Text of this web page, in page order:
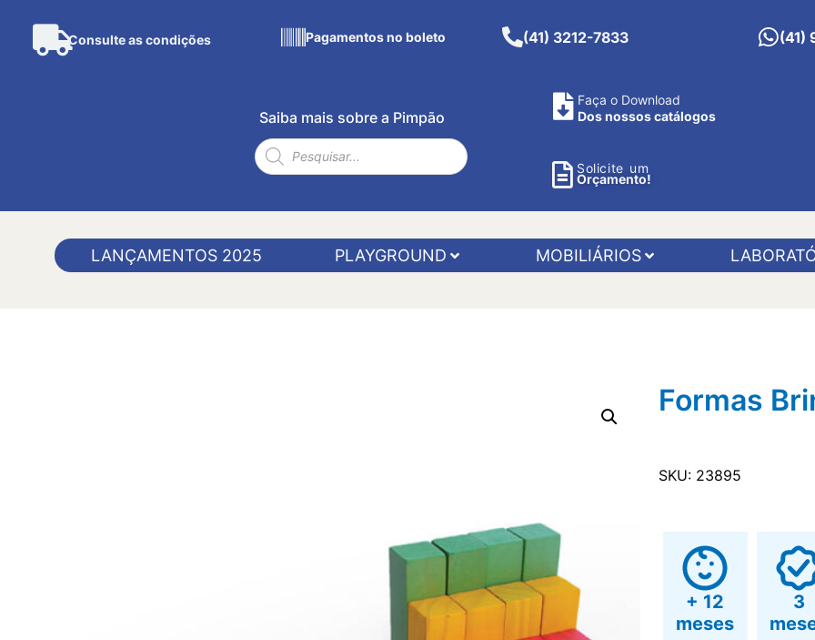
Consulte as condições Pagamentos no boleto (41) 3212-7833 (41)
Saiba mais sobre a Pimpão
Faça o Download
Dos nossos catálogos
Solicite um
Orçamento!
LANÇAMENTOS 2025 PLAYGROUND MOBILIÁRIOS
Formas
SKU: 23895
+ 12
meses
3